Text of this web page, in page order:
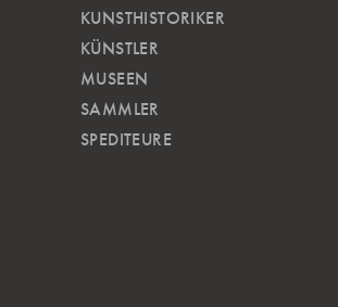
KUNSTHISTORIKER
KÜNSTLER
MUSEEN
SAMMLER
SPEDITEURE